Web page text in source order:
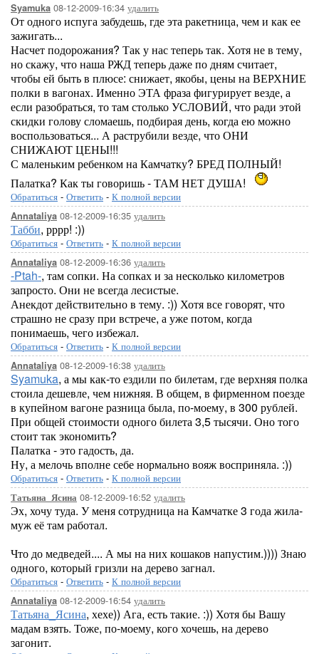
Syamuka 08-12-2009-16:34 удалить
От одного испуга забудешь, где эта ракетница, чем и как ее
зажигать...
Насчет подорожания? Так у нас теперь так. Хотя не в тему,
но скажу, что наша РЖД теперь даже по дням считает,
чтобы ей быть в плюсе: снижает, якобы, цены на ВЕРХНИЕ
полки в вагонах. Именно ЭТА фраза фигурирует везде, а
если разобраться, то там столько УСЛОВИЙ, что ради этой
скидки голову сломаешь, подбирая день, когда ею можно
воспользоваться... А раструбили везде, что ОНИ
СНИЖАЮТ ЦЕНЫ!!!
С маленьким ребенком на Камчатку? БРЕД ПОЛНЫЙ!
Палатка? Как ты говоришь - ТАМ НЕТ ДУША!
Обратиться - Ответить - К полной версии
Annataliya 08-12-2009-16:35 удалить
Табби, рррр! :))
Обратиться - Ответить - К полной версии
Annataliya 08-12-2009-16:36 удалить
-Ptah-, там сопки. На сопках и за несколько километров
запросто. Они не всегда лесистые.
Анекдот действительно в тему. :)) Хотя все говорят, что
страшно не сразу при встрече, а уже потом, когда
понимаешь, чего избежал.
Обратиться - Ответить - К полной версии
Annataliya 08-12-2009-16:38 удалить
Syamuka, а мы как-то ездили по билетам, где верхняя полка
стоила дешевле, чем нижняя. В общем, в фирменном поезде
в купейном вагоне разница была, по-моему, в 300 рублей.
При общей стоимости одного билета 3,5 тысячи. Оно того
стоит так экономить?
Палатка - это гадость, да.
Ну, а мелочь вполне себе нормально вояж восприняла. :))
Обратиться - Ответить - К полной версии
Татьяна_Ясина 08-12-2009-16:52 удалить
Эх, хочу туда. У меня сотрудница на Камчатке 3 года жила-
муж её там работал.
Что до медведей.... А мы на них кошаков напустим.)))) Знаю
одного, который гризли на дерево загнал.
Обратиться - Ответить - К полной версии
Annataliya 08-12-2009-16:54 удалить
Татьяна_Ясина, хехе)) Ага, есть такие. :)) Хотя бы Вашу
мадам взять. Тоже, по-моему, кого хочешь, на дерево
загонит.